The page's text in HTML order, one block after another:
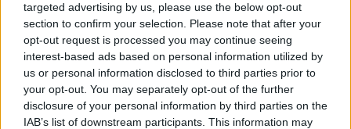
targeted advertising by us, please use the below opt-out
section to confirm your selection. Please note that after your
opt-out request is processed you may continue seeing
interest-based ads based on personal information utilized by
us or personal information disclosed to third parties prior to
your opt-out. You may separately opt-out of the further
disclosure of your personal information by third parties on the
IAB’s list of downstream participants. This information may
● 2004m. „Audi A4“
● 2004 m. „VW Passat“
● 2008 m. „Honda Civic“